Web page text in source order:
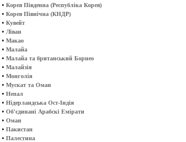
• Корея Південна (Республіка Корея)
• Корея Північна (КНДР)
• Кувейт
• Ліван
• Макао
• Малайа
• Малайа та британський Борнео
• Малайзія
• Монголія
• Мускат та Оман
• Непал
• Нідерландська Ост-Індія
• Об'єдинані Арабскі Емірати
• Оман
• Пакистан
• Палестина